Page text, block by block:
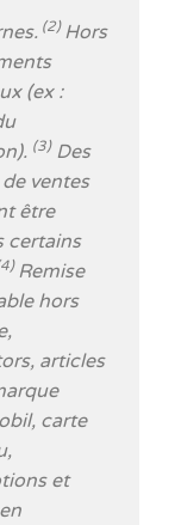
(2) Hors
(ex :
(3)Des
ventes
être
certains
Remise
hors
articles
carte
et